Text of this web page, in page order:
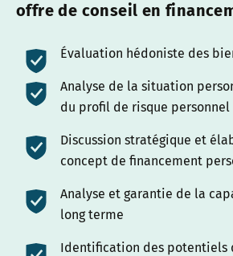
offre de conseil en
Évaluation hédoniste des
Analyse de la situation
du profil de risque personnel
Discussion stratégique et
concept de financement
Analyse et garantie de la
long terme
Identification des potentiels